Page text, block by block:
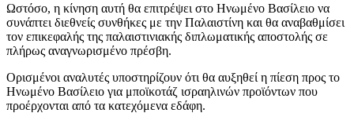
Ωστόσο, η κίνηση αυτή θα επιτρέψει στο Ηνωμένο Βασίλειο να
συνάπτει διεθνείς συνθήκες με την Παλαιστίνη και θα αναβαθμίσει
τον επικεφαλής της παλαιστινιακής διπλωματικής αποστολής σε
πλήρως αναγνωρισμένο πρέσβη.
Ορισμένοι αναλυτές υποστηρίζουν ότι θα αυξηθεί η πίεση προς το
Ηνωμένο Βασίλειο για μποϊκοτάζ ισραηλινών προϊόντων που
προέρχονται από τα κατεχόμενα εδάφη.